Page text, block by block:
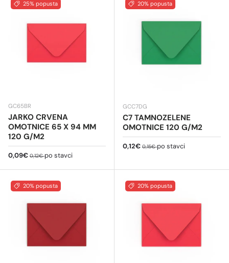
25% popusta
GC65BR
JARKO CRVENA
OMOTNICE 65 X 94 MM
120 G/M2
Cijena na sniženju
0,09€ Redovna cijena
0,12€po stavci
20% popusta
GCC7DG
C7 TAMNOZELENE
OMOTNICE 120 G/M2
Cijena na sniženju
0,12€ Redovna cijena
0,15€po stavci
20% popusta 20% popusta